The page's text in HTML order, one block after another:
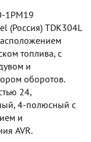
1РМ19
(Россия) TDК304L
топлива, с
и
оборотов.
24,
4-полюсный с
и
AVR.